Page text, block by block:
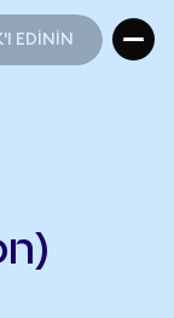
EDİNİN